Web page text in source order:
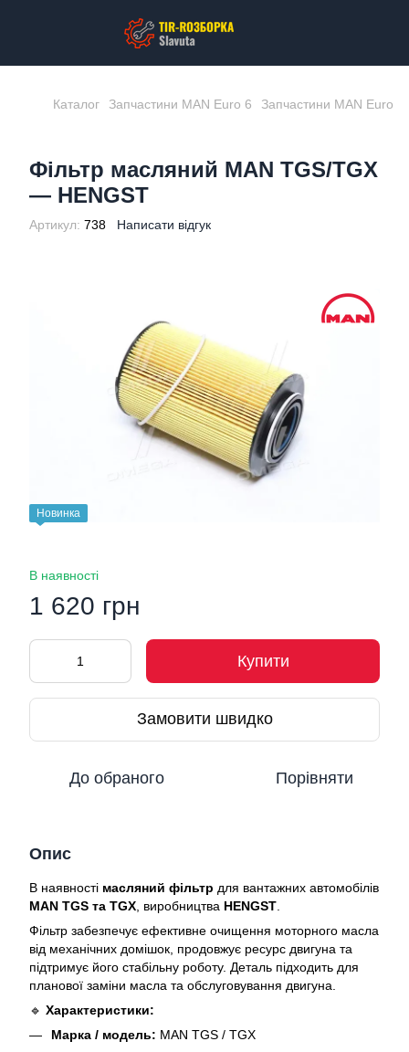
Каталог Запчастини MAN Euro 6 Запчастини MAN Euro 6
Фільтр масляний MAN TGS/TGX
— HENGST
Артикул: 738 Написати відгук
Новинка
В наявності
1 620 грн
Купити
Замовити швидко
До обраного Порівняти
Опис
В наявності масляний фільтр для вантажних автомобілів
MAN TGS та TGX , виробництва HENGST
Фільтр забезпечує ефективне очищення моторного масла
від механічних домішок, продовжує ресурс двигуна та
підтримує його стабільну роботу. Деталь підходить для
планової заміни масла та обслуговування двигуна.
🔹 Характеристики:
Марка / модель: MAN TGS / TGX